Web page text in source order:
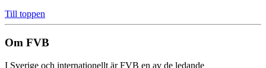
Till toppen
Om FVB
I Sverige och internationellt är FVB en av de ledande